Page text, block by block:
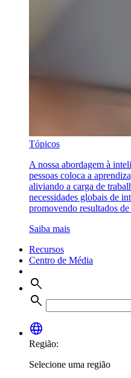
Tópicos
A nossa abordagem à
pessoas coloca a
aliviando a carga de
necessidades globais de
promovendo resultados
Saiba mais
Recursos
Centro de Média
search
search
language
Região:
Selecione uma região